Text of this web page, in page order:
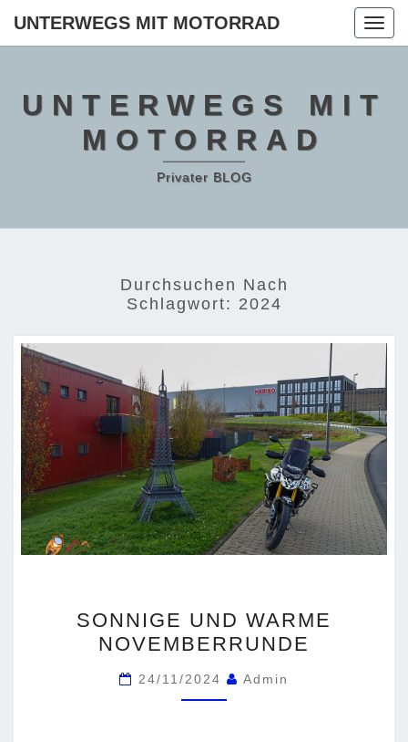
UNTERWEGS MIT MOTORRAD
UNTERWEGS MIT
MOTORRAD
Privater BLOG
Durchsuchen Nach
Schlagwort: 2024
UND
WARME
NOVEMBERRUNDE
SONNIGE UND WARME
NOVEMBERRUNDE
24/11/2024 Admin